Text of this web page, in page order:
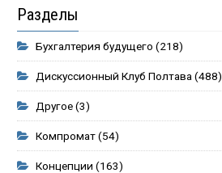
Разделы
Бухгалтерия будущего (218)
Дискуссионный Клуб Полтава (488)
Другое(3)
Компромат(54)
Концепции (163)